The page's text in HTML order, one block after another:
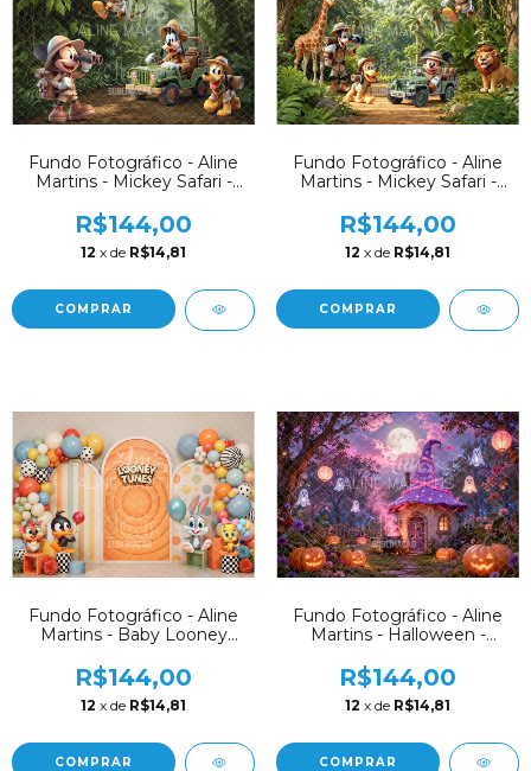
Fundo Fotográfico - Aline
Martins - Mickey Safari -
R$144,00
12 x de R$14,81
COMPRAR
Fundo Fotográfico - Aline
Martins - Mickey Safari -
R$144,00
12 x de R$14,81
COMPRAR
Fundo Fotográfico - Aline
Martins - Baby Looney
R$144,00
12 x de R$14,81
COMPRAR
Fundo Fotográfico - Aline
Martins - Halloween -
R$144,00
12 x de R$14,81
COMPRAR